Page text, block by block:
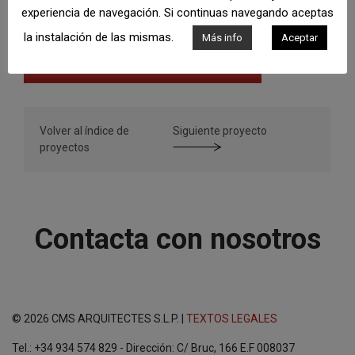
Centros comerciales
Volver al índice de
proyectos
Siguiente proyecto
Contacta con nosotros
© 2026 CMS ARQUITECTES S.L.P. | TEXTOS LEGALES
Tel.: +34 934 574 829 - Dirección: C/ Bruc, 166 E.F 008037
experiencia de navegación. Si continuas navegando aceptas
la instalación de las mismas.
Más info Aceptar